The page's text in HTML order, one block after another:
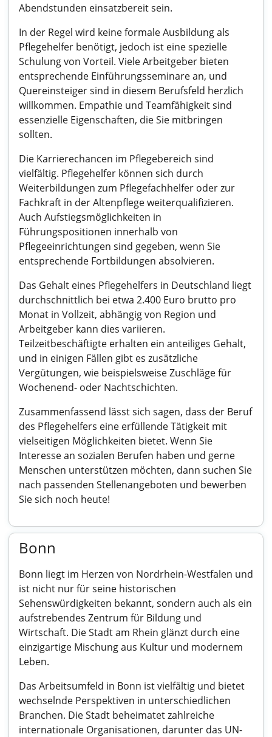
Abendstunden einsatzbereit sein.
In der Regel wird keine formale Ausbildung als
Pflegehelfer benötigt, jedoch ist eine spezielle
Schulung von Vorteil. Viele Arbeitgeber bieten
entsprechende Einführungsseminare an, und
Quereinsteiger sind in diesem Berufsfeld herzlich
willkommen. Empathie und Teamfähigkeit sind
essenzielle Eigenschaften, die Sie mitbringen
sollten.
Die Karrierechancen im Pflegebereich sind
vielfältig. Pflegehelfer können sich durch
Weiterbildungen zum Pflegefachhelfer oder zur
Fachkraft in der Altenpflege weiterqualifizieren.
Auch Aufstiegsmöglichkeiten in
Führungspositionen innerhalb von
Pflegeeinrichtungen sind gegeben, wenn Sie
entsprechende Fortbildungen absolvieren.
Das Gehalt eines Pflegehelfers in Deutschland liegt
durchschnittlich bei etwa 2.400 Euro brutto pro
Monat in Vollzeit, abhängig von Region und
Arbeitgeber kann dies variieren.
Teilzeitbeschäftigte erhalten ein anteiliges Gehalt,
und in einigen Fällen gibt es zusätzliche
Vergütungen, wie beispielsweise Zuschläge für
Wochenend- oder Nachtschichten.
Zusammenfassend lässt sich sagen, dass der Beruf
des Pflegehelfers eine erfüllende Tätigkeit mit
vielseitigen Möglichkeiten bietet. Wenn Sie
Interesse an sozialen Berufen haben und gerne
Menschen unterstützen möchten, dann suchen Sie
nach passenden Stellenangeboten und bewerben
Sie sich noch heute!
Bonn
Bonn liegt im Herzen von Nordrhein-Westfalen und
ist nicht nur für seine historischen
Sehenswürdigkeiten bekannt, sondern auch als ein
aufstrebendes Zentrum für Bildung und
Wirtschaft. Die Stadt am Rhein glänzt durch eine
einzigartige Mischung aus Kultur und modernem
Leben.
Das Arbeitsumfeld in Bonn ist vielfältig und bietet
wechselnde Perspektiven in unterschiedlichen
Branchen. Die Stadt beheimatet zahlreiche
internationale Organisationen, darunter das UN-